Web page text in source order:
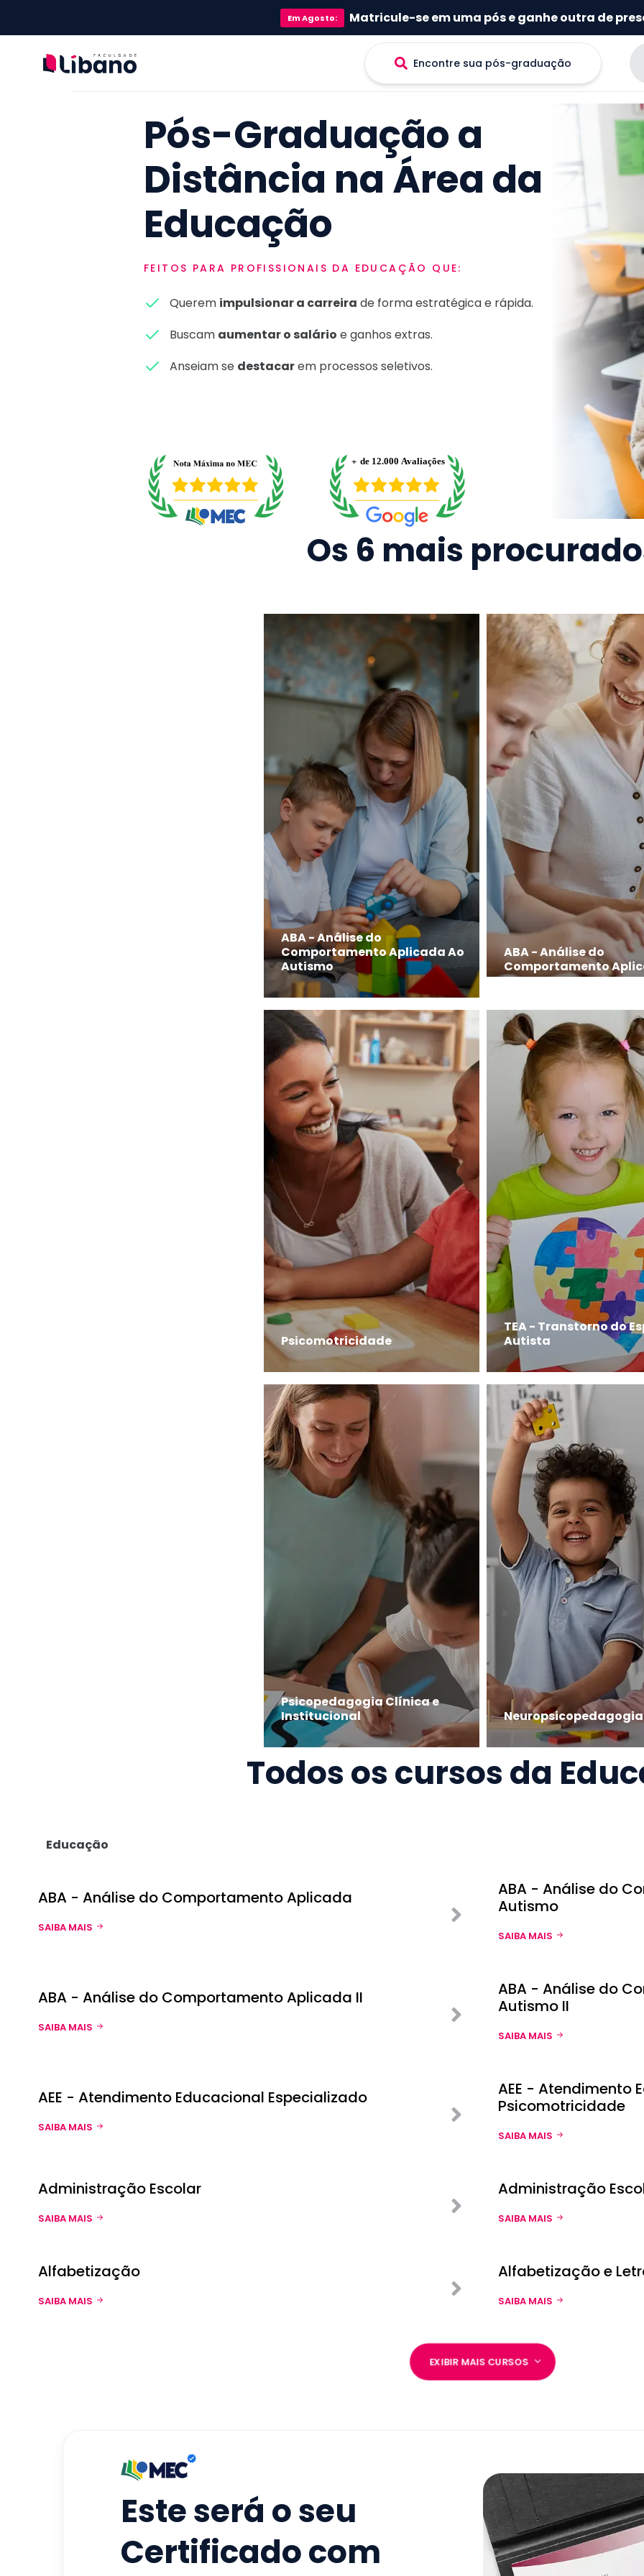
EmAgosto: Matricule-se em uma pós e ganhe outra de
Encontre sua pós-graduação
Pós-Graduação a
Distância na Área da
Educação
FEITOS PARA PROFISSIONAIS DA EDUCAÇÃO QUE:
Querem impulsionar a carreira de forma estratégica e rápida.
Buscam aumentar o salário e ganhos extras.
Anseiam se destacarem processos seletivos.
Os 6 mais
ABA - Análise do
Comportamento Aplicada Ao
Autismo
ABA - Análise do
Comportamento
Psicomotricidade
TEA - Transtorno do
Autista
Psicopedagogia Clínica e
Institucional
Neuropsicopedagogia
Todos oscursos da
Educação
ABA - Análise do Comportamento Aplicada
SAIBA MAIS
ABA - Análise do
Autismo
SAIBA MAIS
ABA - Análise do Comportamento Aplicada II
SAIBA MAIS
ABA - Análise do
Autismo II
SAIBA MAIS
AEE - Atendimento Educacional Especializado
SAIBA MAIS
AEE - Atendimento
Psicomotricidade
SAIBA MAIS
Administração Escolar
SAIBA MAIS
Administração
SAIBA MAIS
Alfabetização
SAIBA MAIS
Alfabetização e
SAIBA MAIS
EXIBIR MAIS CURSOS
Este será o seu
Certificado com